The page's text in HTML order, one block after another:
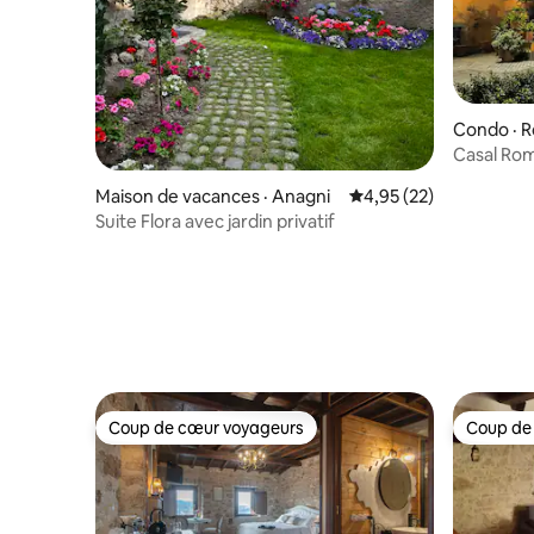
Maison de vacances · Anagni Note moyenne de
4,95 (22)
Suite Flora avec jardin privatif
Condo ·
Casal
Coup de cœur voyageurs
Coup de cœur voyageurs Coup
Coup